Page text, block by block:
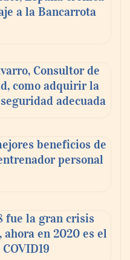
Raw Bar: una
hasta el
a la Bancarrota
Consultor de
como adquirir la
adecuada
beneficios de
personal
fue la gran crisis
en 2020 es el
COVID19